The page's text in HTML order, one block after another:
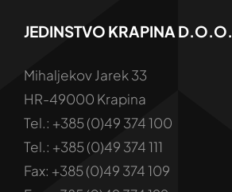
JEDINSTVO KRAPINA D.o.o.
Mihaljekov Jarek 33
HR-49000 Krapina
Tel.: +385 (0)49 374 100
Tel.: +385 (0)49 374 111
Fax: +385 (0)49 374 109